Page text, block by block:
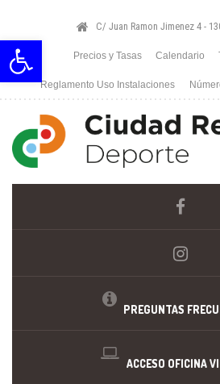
Abrir barra de
C/ Juan Ramon Jimenez 4 -
Precios y Tasas Calendario
Reglamento Uso Instalaciones
PREGUNTAS
ACCESO OFICINA